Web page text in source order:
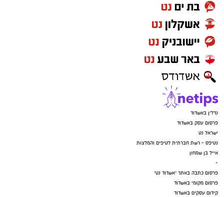
נדל"ן באשדוד
פרסום עסק באשדוד
ישראל נט
נטיפס - רשת חברתית לטיפים והמלצות
אייל בן שמחון
-
פרסום כתבה באתר "אשדוד נט"
פרסום מקומי באשדוד
קידום עסקים באשדוד